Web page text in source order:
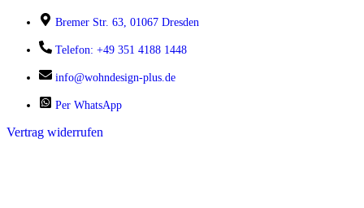
Bremer Str. 63, 01067 Dresden
Telefon: +49 351 4188 1448
info@wohndesign-plus.de
Per WhatsApp
Vertrag widerrufen